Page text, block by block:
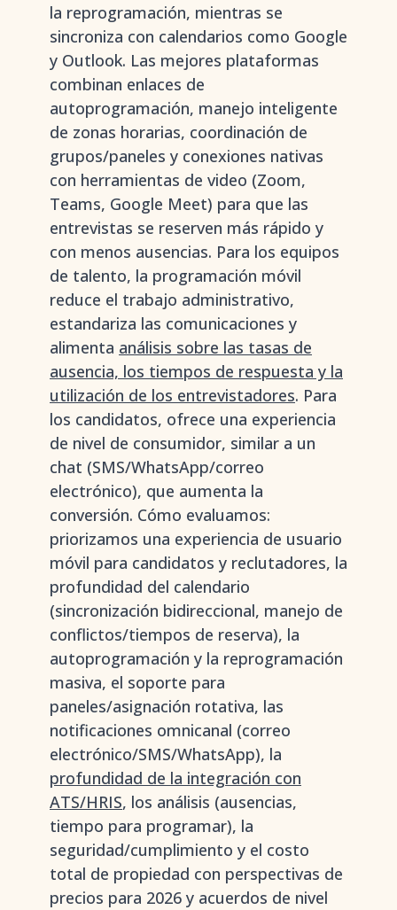
la reprogramación, mientras se
sincroniza con calendarios como Google
y Outlook. Las mejores plataformas
combinan enlaces de
autoprogramación, manejo inteligente
de zonas horarias, coordinación de
grupos/paneles y conexiones nativas
con herramientas de video (Zoom,
Teams, Google Meet) para que las
entrevistas se reserven más rápido y
con menos ausencias. Para los equipos
de talento, la programación móvil
reduce el trabajo administrativo,
estandariza las comunicaciones y
alimenta análisis sobre las tasas de
ausencia, los tiempos de respuesta y la
utilización de los entrevistadores. Para
los candidatos, ofrece una experiencia
de nivel de consumidor, similar a un
chat (SMS/WhatsApp/correo
electrónico), que aumenta la
conversión. Cómo evaluamos:
priorizamos una experiencia de usuario
móvil para candidatos y reclutadores, la
profundidad del calendario
(sincronización bidireccional, manejo de
conflictos/tiempos de reserva), la
autoprogramación y la reprogramación
masiva, el soporte para
paneles/asignación rotativa, las
notificaciones omnicanal (correo
electrónico/SMS/WhatsApp), la
profundidad de la integración con
ATS/HRIS, los análisis (ausencias,
tiempo para programar), la
seguridad/cumplimiento y el costo
total de propiedad con perspectivas de
precios para 2026 y acuerdos de nivel